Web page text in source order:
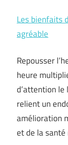
Les bienfaits
agréable
Repousser
heure
d’attention
relient un
amélioration
et de la